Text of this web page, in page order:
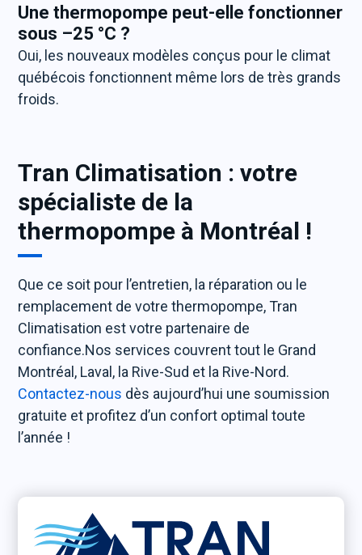
Une thermopompe peut-elle fonctionner
sous –25 °C ?
Oui, les nouveaux modèles conçus pour le climat
québécois fonctionnent même lors de très grands
froids.
Tran Climatisation : votre
spécialiste de la
thermopompe à Montréal !
Que ce soit pour l’entretien, la réparation ou le
remplacement de votre thermopompe, Tran
Climatisation est votre partenaire de
confiance.Nos services couvrent tout le Grand
Montréal, Laval, la Rive-Sud et la Rive-Nord.
Contactez-nous dès aujourd’hui une soumission
gratuite et profitez d’un confort optimal toute
l’année !